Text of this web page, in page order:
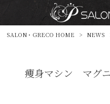
SALON・GRECO HOME > NEWS
痩身マシン マグ